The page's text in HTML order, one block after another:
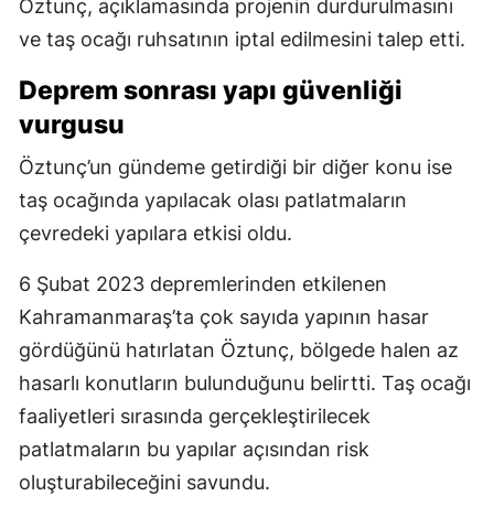
Öztunç, açıklamasında projenin durdurulmasını
ve taş ocağı ruhsatının iptal edilmesini talep etti.
Deprem sonrası yapı güvenliği
vurgusu
Öztunç’un gündeme getirdiği bir diğer konu ise
taş ocağında yapılacak olası patlatmaların
çevredeki yapılara etkisi oldu.
6 Şubat 2023 depremlerinden etkilenen
Kahramanmaraş’ta çok sayıda yapının hasar
gördüğünü hatırlatan Öztunç, bölgede halen az
hasarlı konutların bulunduğunu belirtti. Taş ocağı
faaliyetleri sırasında gerçekleştirilecek
patlatmaların bu yapılar açısından risk
oluşturabileceğini savundu.